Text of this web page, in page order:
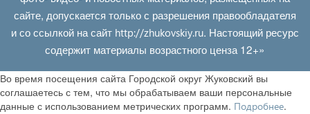
сайте, допускается только с разрешения правообладателя
и со ссылкой на сайт http://zhukovskiy.ru. Настоящий ресурс
содержит материалы возрастного ценза 12+»
Во время посещения сайта Городской округ Жуковский вы
соглашаетесь с тем, что мы обрабатываем ваши персональные
данные с использованием метрических программ. Подробнее.